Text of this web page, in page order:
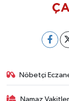
Nöbetçi
Namaz